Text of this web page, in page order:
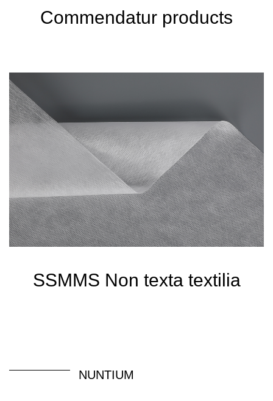
Commendatur products
SSMMS Non texta textilia
NUNTIUM